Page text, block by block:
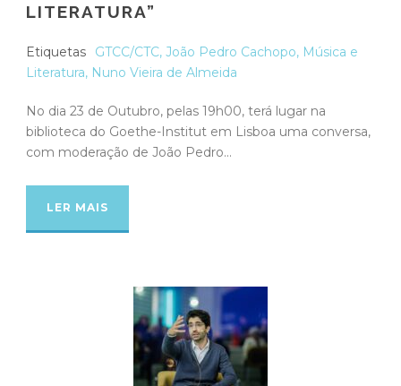
LITERATURA”
Etiquetas GTCC/CTC, João Pedro Cachopo, Música e
Literatura, Nuno Vieira de Almeida
No dia 23 de Outubro, pelas 19h00, terá lugar na
biblioteca do Goethe-Institut em Lisboa uma conversa,
com moderação de João Pedro...
LER MAIS